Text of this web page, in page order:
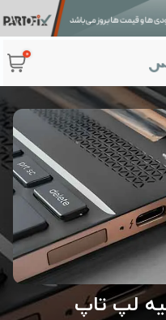
0
لپ تاپ